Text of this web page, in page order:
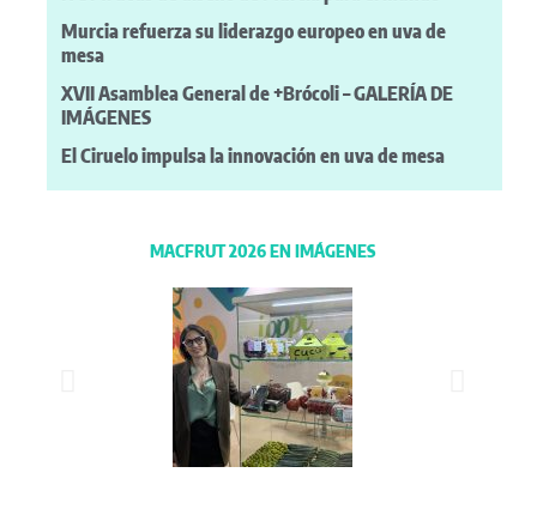
Murcia refuerza su liderazgo europeo en uva de
mesa
XVII Asamblea General de +Brócoli – GALERÍA DE
IMÁGENES
El Ciruelo impulsa la innovación en uva de mesa
MACFRUT 2026 EN IMÁGENES